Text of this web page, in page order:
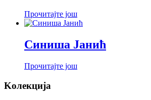
Прочитајте још
Синиша Јанић
Прочитајте још
Koлекција